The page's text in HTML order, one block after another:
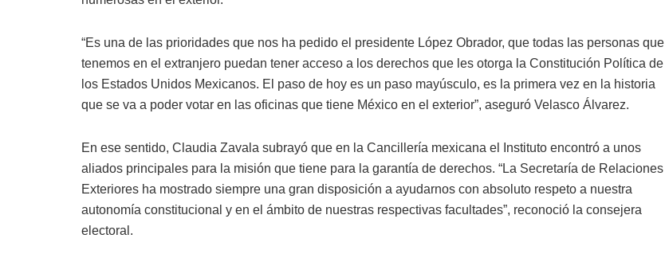
“Es una de las prioridades que nos ha pedido el presidente López Obrador, que todas las personas que
tenemos en el extranjero puedan tener acceso a los derechos que les otorga la Constitución Política de
los Estados Unidos Mexicanos. El paso de hoy es un paso mayúsculo, es la primera vez en la historia
que se va a poder votar en las oficinas que tiene México en el exterior”, aseguró Velasco Álvarez.
En ese sentido, Claudia Zavala subrayó que en la Cancillería mexicana el Instituto encontró a unos
aliados principales para la misión que tiene para la garantía de derechos. “La Secretaría de Relaciones
Exteriores ha mostrado siempre una gran disposición a ayudarnos con absoluto respeto a nuestra
autonomía constitucional y en el ámbito de nuestras respectivas facultades”, reconoció la consejera
electoral.